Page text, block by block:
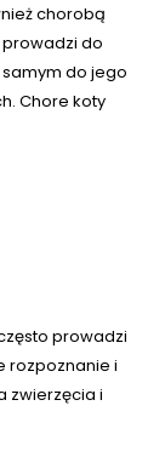
chorobą
prowadzi do
do jego
Chore koty
prowadzi
rozpoznanie i
zwierzęcia i